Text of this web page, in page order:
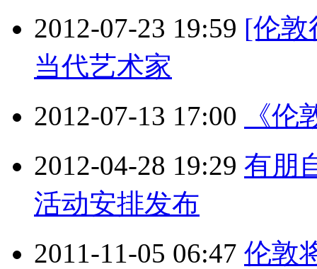
2012-07-23 19:59 [伦敦
当代艺术家
2012-07-13 17:00
《
2012-04-28 19:29 有朋
活动安排发布
2011-11-05 06:47 伦敦